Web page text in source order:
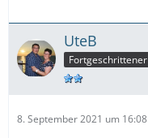
UteB
Fortgeschrittener
8. September 2021 um 16:08